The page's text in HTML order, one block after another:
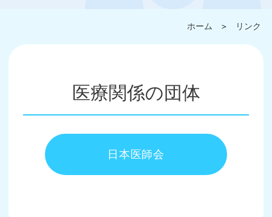
ホーム ＞ リンク
医療関係の団体
日本医師会